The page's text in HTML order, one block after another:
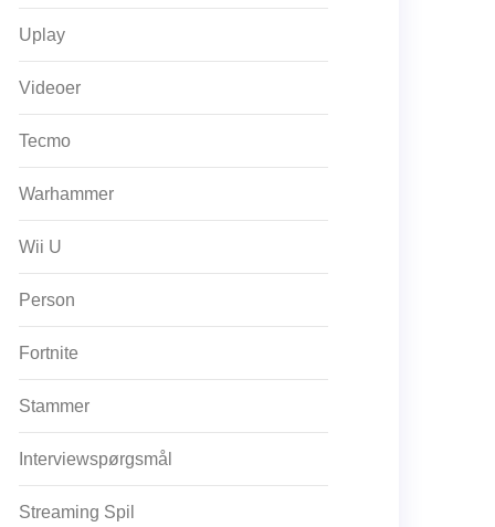
Uplay
Videoer
Tecmo
Warhammer
Wii U
Person
Fortnite
Stammer
Interviewspørgsmål
Streaming Spil